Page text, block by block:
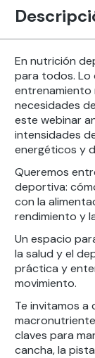
En nutrición
para todos. Lo
entrenamiento
necesidades
este webinar
intensidades
energéticos y
Queremos
deportiva:
con la
rendimiento y
Un espacio
la salud y el
práctica y
movimiento.
Te invitamos a
claves para
cancha, la